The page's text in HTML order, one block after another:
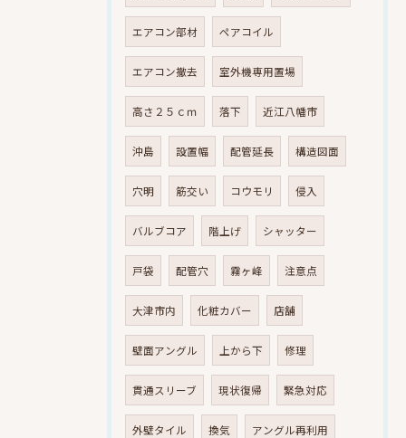
エアコン部材 ペアコイル
エアコン撤去 室外機専用置場
高さ２５ｃｍ 落下 近江八幡市
沖島 設置幅 配管延長 構造図面
穴明 筋交い コウモリ 侵入
バルブコア 階上げ シャッター
戸袋 配管穴 霧ヶ峰 注意点
大津市内 化粧カバー 店舗
壁面アングル 上から下 修理
貫通スリーブ 現状復帰 緊急対応
外壁タイル 換気 アングル再利用